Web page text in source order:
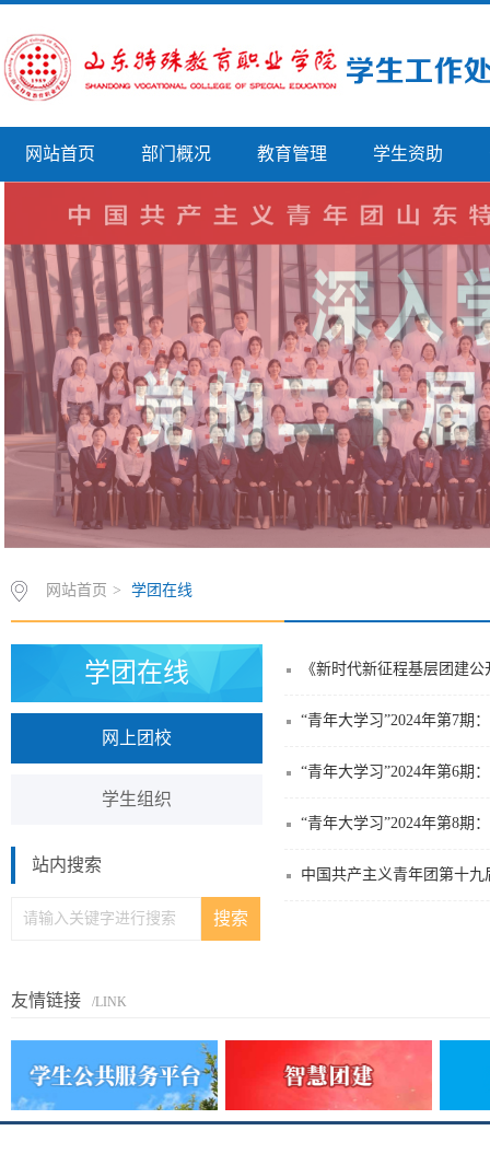
网站首页 部门概况 教育管理 学生资助
网站首页 > 学团在线
学团在线
网上团校
学生组织
站内搜索
《新时代新征程基层团建
“青年大学习”2024年第7期
“青年大学习”2024年第6期
“青年大学习”2024年第8期
中国共产主义青年团第十
友情链接 /LINK